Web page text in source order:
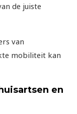
de juiste
van
mobiliteit kan
en